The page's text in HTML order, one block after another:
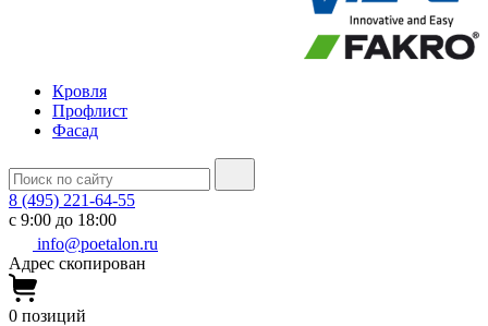
Кровля
Профлист
Фасад
8 (495) 221-64-55
с 9:00 до 18:00
info@poetalon.ru
Адрес скопирован
0 позиций